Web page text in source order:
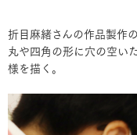
折目麻緒さんの作品製作の
丸や四角の形に穴の空い
様を描く。